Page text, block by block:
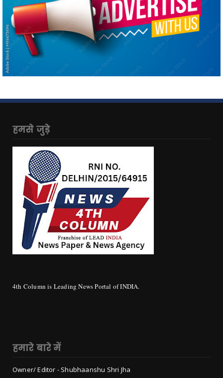
हमसे जुड़े
4th Column is Leading News Portal of INDIA.
हमारे बारे में
Owner/ Editor - Shubhaanshu Shri Jha